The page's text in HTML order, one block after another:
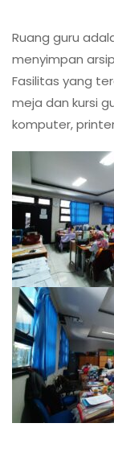
69
Ruang guru
menyimpan
Fasilitas yang
meja dan kursi
komputer,